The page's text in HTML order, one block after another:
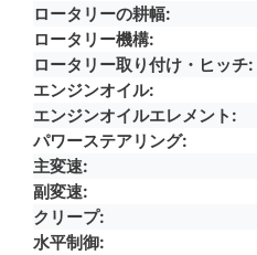
ロータリーの耕幅
ロータリー機構
ロータリー取り付け・ヒッチ
エンジンオイル
エンジンオイルエレメント
パワーステアリング
主変速
副変速
クリープ
水平制御